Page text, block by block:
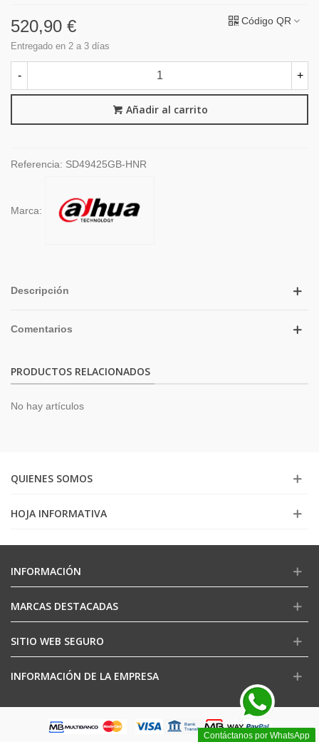
520,90 €
Entregado en 2 a 3 días
Código QR
- +
Añadir al carrito
Referencia: SD49425GB-HNR
Marca:
Descripción
Comentarios
PRODUCTOS RELACIONADOS
No hay artículos
QUIENES SOMOS
HOJA INFORMATIVA
Contáctanos por WhatsApp
INFORMACIÓN
MARCAS DESTACADAS
SITIO WEB SEGURO
INFORMACIÓN DE LA EMPRESA